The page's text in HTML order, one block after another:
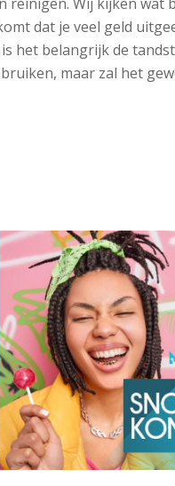
dat je veel geld
het belangrijk de
maar zal het